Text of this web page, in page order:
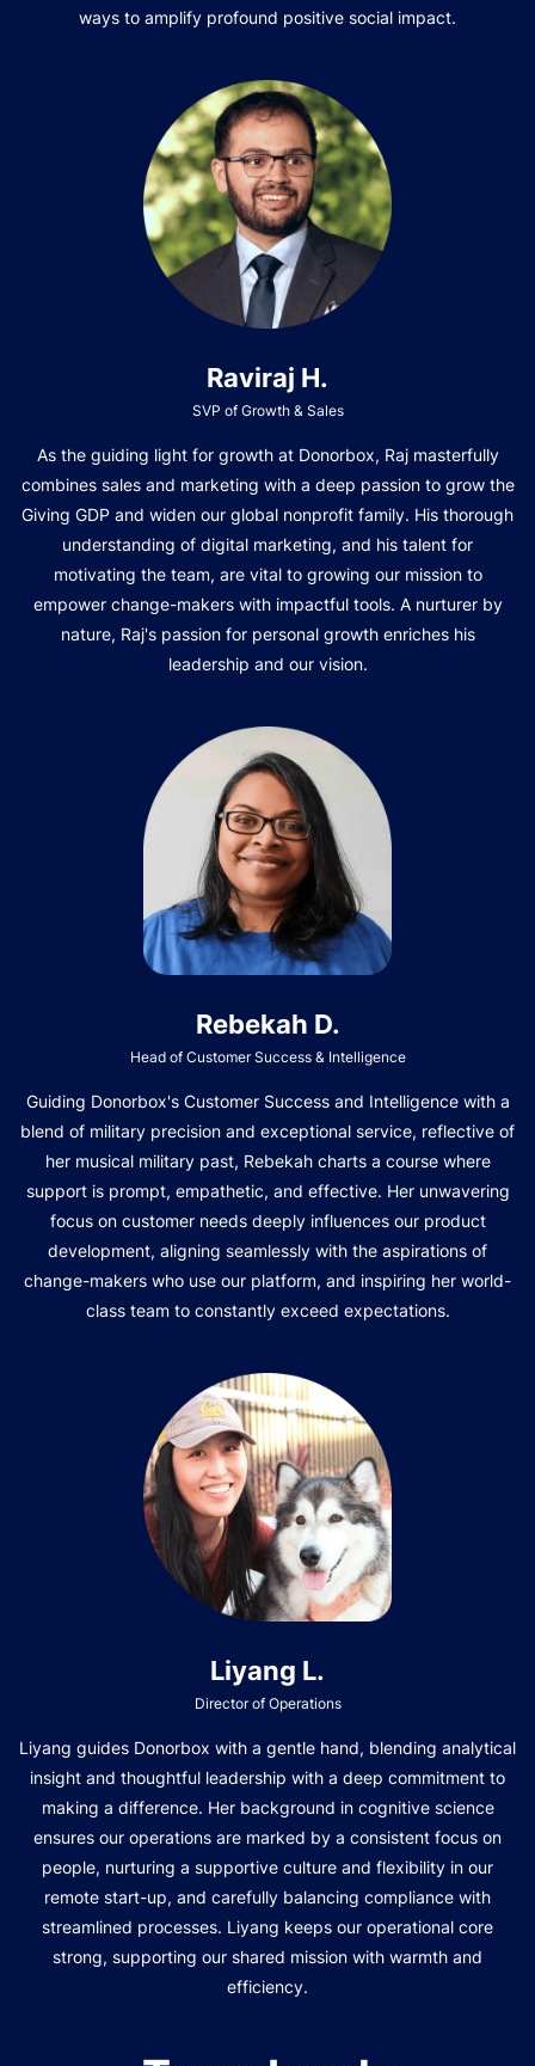
ways to amplify profound positive social impact.
Raviraj H.
SVP of Growth & Sales
As the guiding light for growth at Donorbox, Raj masterfully
combines sales and marketing with a deep passion to grow the
Giving GDP and widen our global nonprofit family. His thorough
understanding of digital marketing, and his talent for
motivating the team, are vital to growing our mission to
empower change-makers with impactful tools. A nurturer by
nature, Raj's passion for personal growth enriches his
leadership and our vision.
Rebekah D.
Head of Customer Success & Intelligence
Guiding Donorbox's Customer Success and Intelligence with a
blend of military precision and exceptional service, reflective of
her musical military past, Rebekah charts a course where
support is prompt, empathetic, and effective. Her unwavering
focus on customer needs deeply influences our product
development, aligning seamlessly with the aspirations of
change-makers who use our platform, and inspiring her world-
class team to constantly exceed expectations.
Liyang L.
Director of Operations
Liyang guides Donorbox with a gentle hand, blending analytical
insight and thoughtful leadership with a deep commitment to
making a difference. Her background in cognitive science
ensures our operations are marked by a consistent focus on
people, nurturing a supportive culture and flexibility in our
remote start-up, and carefully balancing compliance with
streamlined processes. Liyang keeps our operational core
strong, supporting our shared mission with warmth and
efficiency.